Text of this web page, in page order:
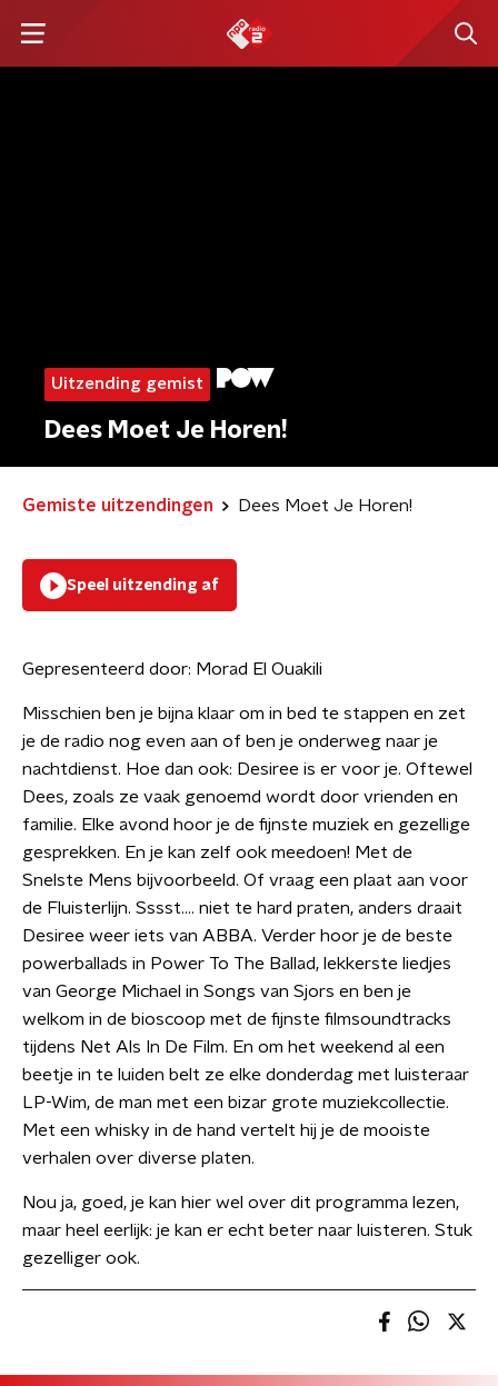
Uitzending gemist
Dees Moet Je Horen!
Gemiste uitzendingen Dees Moet Je Horen!
Speel uitzending af
Gepresenteerd door: Morad El Ouakili
Misschien ben je bijna klaar om in bed te stappen en zet
je de radio nog even aan of ben je onderweg naar je
nachtdienst. Hoe dan ook: Desiree is er voor je. Oftewel
Dees, zoals ze vaak genoemd wordt door vrienden en
familie. Elke avond hoor je de fijnste muziek en gezellige
gesprekken. En je kan zelf ook meedoen! Met de
Snelste Mens bijvoorbeeld. Of vraag een plaat aan voor
de Fluisterlijn. Sssst…. niet te hard praten, anders draait
Desiree weer iets van ABBA. Verder hoor je de beste
powerballads in Power To The Ballad, lekkerste liedjes
van George Michael in Songs van Sjors en ben je
welkom in de bioscoop met de fijnste filmsoundtracks
tijdens Net Als In De Film. En om het weekend al een
beetje in te luiden belt ze elke donderdag met luisteraar
LP-Wim, de man met een bizar grote muziekcollectie.
Met een whisky in de hand vertelt hij je de mooiste
verhalen over diverse platen.
Nou ja, goed, je kan hier wel over dit programma lezen,
maar heel eerlijk: je kan er echt beter naar luisteren. Stuk
gezelliger ook.